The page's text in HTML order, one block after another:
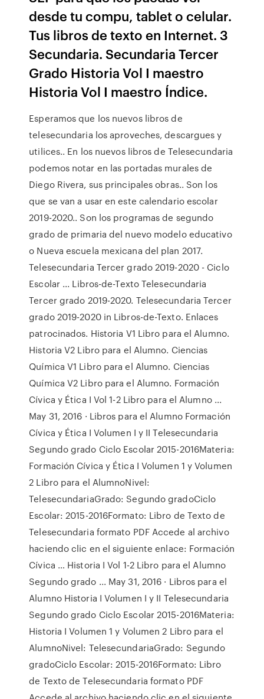
desde tu compu, tablet o celular.
Tus libros de texto en Internet. 3
Secundaria. Secundaria Tercer
Grado Historia Vol I maestro
Historia Vol I maestro Índice.
Esperamos que los nuevos libros de
telesecundaria los aproveches, descargues y
utilices.. En los nuevos libros de Telesecundaria
podemos notar en las portadas murales de
Diego Rivera, sus principales obras.. Son los
que se van a usar en este calendario escolar
2019-2020.. Son los programas de segundo
grado de primaria del nuevo modelo educativo
o Nueva escuela mexicana del plan 2017.
Telesecundaria Tercer grado 2019-2020 - Ciclo
Escolar ... Libros-de-Texto Telesecundaria
Tercer grado 2019-2020. Telesecundaria Tercer
grado 2019-2020 in Libros-de-Texto. Enlaces
patrocinados. Historia V1 Libro para el Alumno.
Historia V2 Libro para el Alumno. Ciencias
Química V1 Libro para el Alumno. Ciencias
Química V2 Libro para el Alumno. Formación
Cívica y Ética I Vol 1-2 Libro para el Alumno ...
May 31, 2016 · Libros para el Alumno Formación
Cívica y Ética I Volumen I y II Telesecundaria
Segundo grado Ciclo Escolar 2015-2016Materia:
Formación Cívica y Ética I Volumen 1 y Volumen
2 Libro para el AlumnoNivel:
TelesecundariaGrado: Segundo gradoCiclo
Escolar: 2015-2016Formato: Libro de Texto de
Telesecundaria formato PDF Accede al archivo
haciendo clic en el siguiente enlace: Formación
Cívica … Historia I Vol 1-2 Libro para el Alumno
Segundo grado ... May 31, 2016 · Libros para el
Alumno Historia I Volumen I y II Telesecundaria
Segundo grado Ciclo Escolar 2015-2016Materia:
Historia I Volumen 1 y Volumen 2 Libro para el
AlumnoNivel: TelesecundariaGrado: Segundo
gradoCiclo Escolar: 2015-2016Formato: Libro
de Texto de Telesecundaria formato PDF